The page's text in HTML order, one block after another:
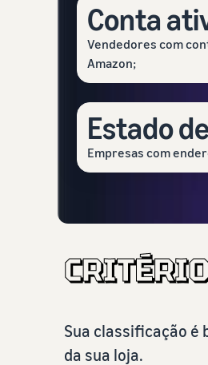
Conta
Vendedores com
Amazon;
Estado
Empresas com
Sua classificação é
da sua loja.